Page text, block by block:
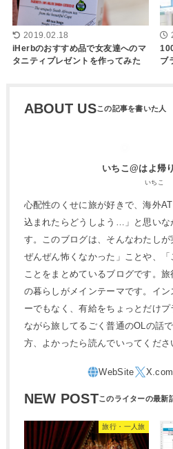
2019.02.18
iHerbのおすすめ品で女友達へのマ
タニティプレゼントを作ってみた
ブ
ABOUT US
いちこ@はよ帰
いちこ
心配性のくせに旅が好きで、海外
込まれたらどうしよう…」と思いな
す。このブログは、そんなわたし
ぜんぜん怖くなかった」ことや、「
ことをまとめているブログです。
の暮らしがメインテーマです。イ
ーでもなく、有給をちょっとだけ
ながら旅してるごく普通のOLの話
方、よかったら読んでいってくださ
NEW POST
旅行・一人旅